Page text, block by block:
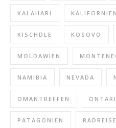
KALAHARI KALIFORNIEN
KISCHDLE KOSOVO
MOLDAWIEN
NAMIBIA NEVADA
OMANTREFFEN
PATAGONIEN RADREISE